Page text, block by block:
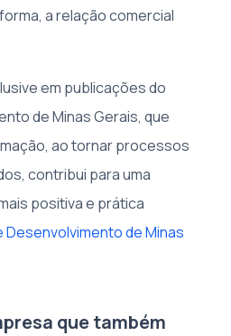
a relação comercial
em publicações do
de Minas Gerais, que
ao tornar processos
contribui para uma
positiva e prática
de Minas
que também